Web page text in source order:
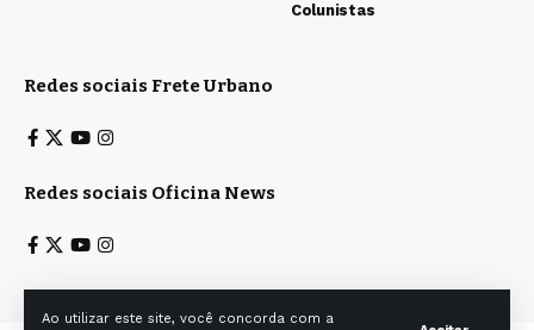
Ao utilizar este site, você concorda com a
Colunistas
Redes sociais Frete Urbano
Redes sociais Oficina News